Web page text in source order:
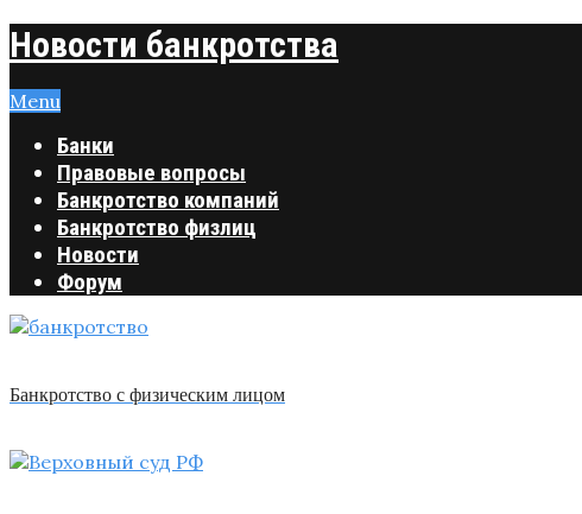
Новости банкротства
Menu
Банки
Правовые вопросы
Банкротство компаний
Банкротство физлиц
Новости
Форум
Банкротство с физическим лицом